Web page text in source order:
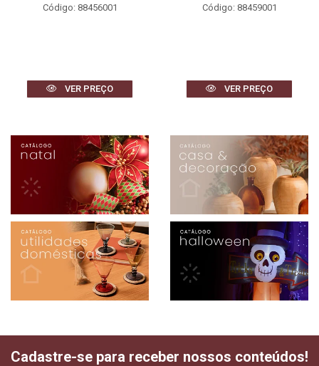
Código: 88456001
VER PREÇO
Código: 88459001
VER PREÇO
Cadastre-se para receber nossos conteúdos!